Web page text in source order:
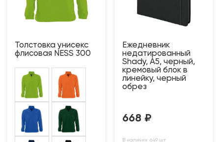
Толстовка унисекс
флисовая NESS 300
Ежедневник
недатированный
Shady, А5, черный,
кремовый блок в
линейку, черный
обрез
668 ₽
В наличии: 649 шт